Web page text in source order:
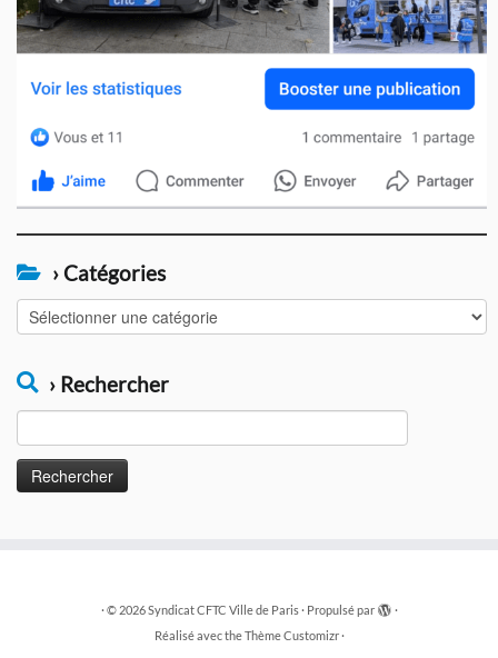
› Catégories
Catégories
› Rechercher
·© 2026Syndicat CFTC Ville de Paris · Propulsé par
·
Réalisé avec theThème Customizr·